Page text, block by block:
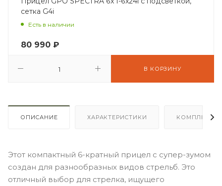
сетка G4i
Есть в наличии
80 990 ₽
В КОРЗИНУ
ОПИСАНИЕ ХАРАКТЕРИСТИКИ
Этот компактный 6-кратный прицел с супер-зумом
создан для разнообразных видов стрельб. Это
отличный выбор для стрелка, ищущего